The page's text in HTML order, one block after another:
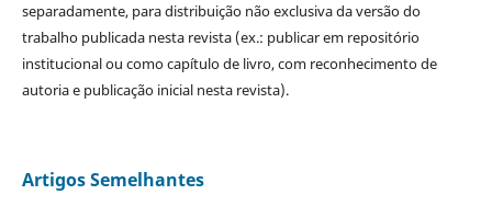
separadamente, para distribuição não exclusiva da versão do
trabalho publicada nesta revista (ex.: publicar em repositório
institucional ou como capítulo de livro, com reconhecimento de
autoria e publicação inicial nesta revista).
Artigos Semelhantes